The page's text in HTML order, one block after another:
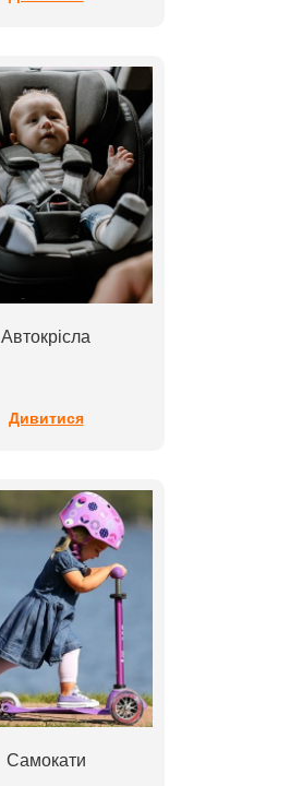
Автокрісла
Дивитися
Самокати